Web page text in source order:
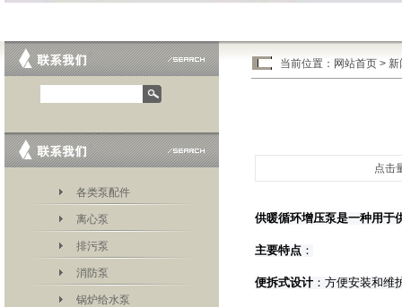
各类泵配件
离心泵
排污泵
消防泵
锅炉给水泵
当前位置： 网站首页 > 新
点击
供暖循环增压泵是一种用于
主要特点 ‌：
便拆式设计 ：方便安装和维